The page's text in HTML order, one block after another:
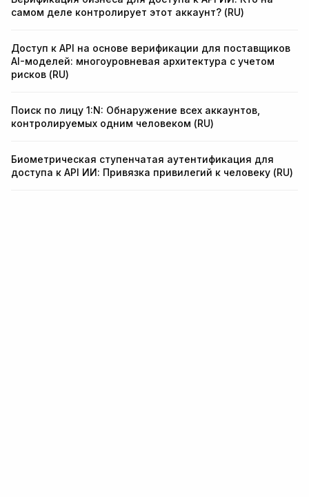
самом деле контролирует этот аккаунт? (RU)
Доступ к API на основе верификации для поставщиков
AI-моделей: многоуровневая архитектура с учетом
рисков (RU)
Поиск по лицу 1:N: Обнаружение всех аккаунтов,
контролируемых одним человеком (RU)
Биометрическая ступенчатая аутентификация для
доступа к API ИИ: Привязка привилегий к человеку (RU)